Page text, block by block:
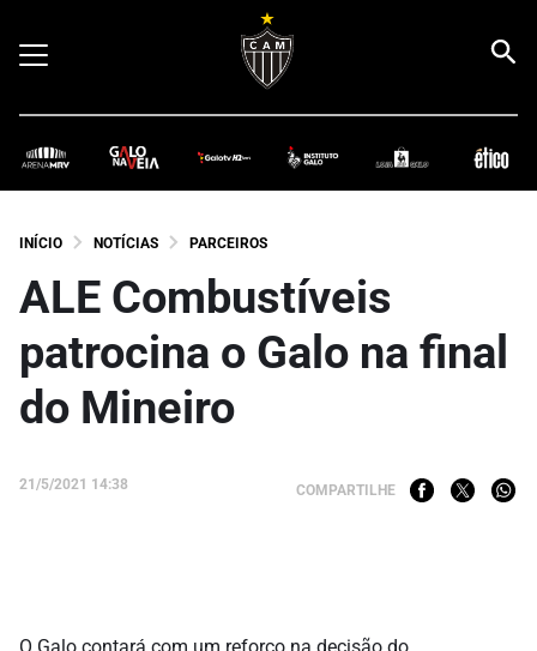
INÍCIO NOTÍCIAS PARCEIROS
ALE Combustíveis
patrocina o Galo na final
do Mineiro
21/5/2021 14:38 COMPARTILHE